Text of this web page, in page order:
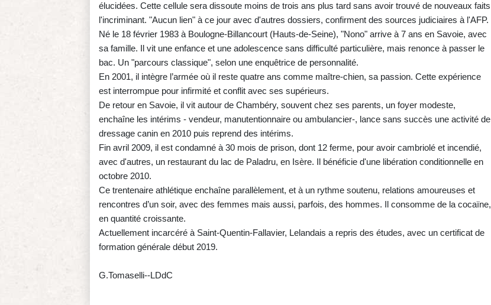
élucidées. Cette cellule sera dissoute moins de trois ans plus tard sans avoir trouvé de nouveaux faits
l'incriminant. "Aucun lien" à ce jour avec d'autres dossiers, confirment des sources judiciaires à l'AFP.
Né le 18 février 1983 à Boulogne-Billancourt (Hauts-de-Seine), "Nono" arrive à 7 ans en Savoie, avec
sa famille. Il vit une enfance et une adolescence sans difficulté particulière, mais renonce à passer le
bac. Un "parcours classique", selon une enquêtrice de personnalité.
En 2001, il intègre l’armée où il reste quatre ans comme maître-chien, sa passion. Cette expérience
est interrompue pour infirmité et conflit avec ses supérieurs.
De retour en Savoie, il vit autour de Chambéry, souvent chez ses parents, un foyer modeste,
enchaîne les intérims - vendeur, manutentionnaire ou ambulancier-, lance sans succès une activité de
dressage canin en 2010 puis reprend des intérims.
Fin avril 2009, il est condamné à 30 mois de prison, dont 12 ferme, pour avoir cambriolé et incendié,
avec d'autres, un restaurant du lac de Paladru, en Isère. Il bénéficie d'une libération conditionnelle en
octobre 2010.
Ce trentenaire athlétique enchaîne parallèlement, et à un rythme soutenu, relations amoureuses et
rencontres d’un soir, avec des femmes mais aussi, parfois, des hommes. Il consomme de la cocaïne,
en quantité croissante.
Actuellement incarcéré à Saint-Quentin-Fallavier, Lelandais a repris des études, avec un certificat de
formation générale début 2019.
G.Tomaselli--LDdC